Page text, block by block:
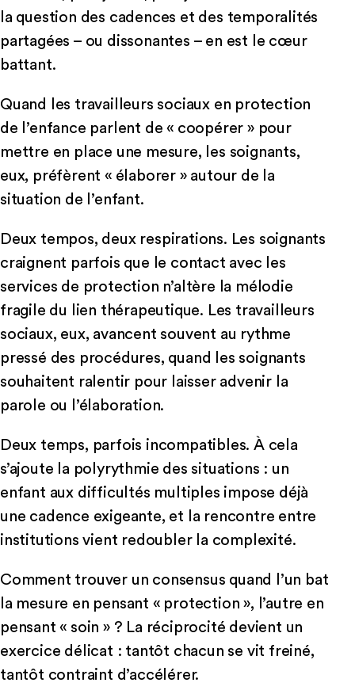
la question des cadences et des temporalités
partagées – ou dissonantes – en est le cœur
battant.
Quand les travailleurs sociaux en protection
de l’enfance parlent de « coopérer » pour
mettre en place une mesure, les soignants,
eux, préfèrent « élaborer » autour de la
situation de l’enfant.
Deux tempos, deux respirations. Les soignants
craignent parfois que le contact avec les
services de protection n’altère la mélodie
fragile du lien thérapeutique. Les travailleurs
sociaux, eux, avancent souvent au rythme
pressé des procédures, quand les soignants
souhaitent ralentir pour laisser advenir la
parole ou l’élaboration.
Deux temps, parfois incompatibles. À cela
s’ajoute la polyrythmie des situations : un
enfant aux difficultés multiples impose déjà
une cadence exigeante, et la rencontre entre
institutions vient redoubler la complexité.
Comment trouver un consensus quand l’un bat
la mesure en pensant « protection », l’autre en
pensant « soin » ? La réciprocité devient un
exercice délicat : tantôt chacun se vit freiné,
tantôt contraint d’accélérer.